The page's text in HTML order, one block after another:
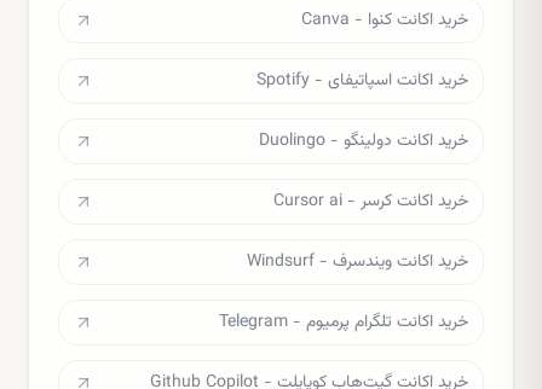
خرید اکانت کنوا - Canva
خرید اکانت اسپاتیفای - Spotify
خرید اکانت دولینگو - Duolingo
خرید اکانت کرسر - Cursor ai
خرید اکانت ویندسرف - Windsurf
خرید اکانت تلگرام پرمیوم - Telegram
خرید اکانت گیت‌هاب کوپایلت - Github Copilot